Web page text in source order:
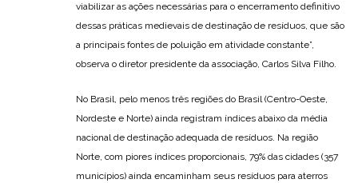
viabilizar as ações necessárias para o encerramento definitivo
dessas práticas medievais de destinação de resíduos, que são
a principais fontes de poluição em atividade constante”,
observa o diretor presidente da associação, Carlos Silva Filho.
No Brasil, pelo menos três regiões do Brasil (Centro-Oeste,
Nordeste e Norte) ainda registram índices abaixo da média
nacional de destinação adequada de resíduos. Na região
Norte, com piores índices proporcionais, 79% das cidades (357
municípios) ainda encaminham seus resíduos para aterros